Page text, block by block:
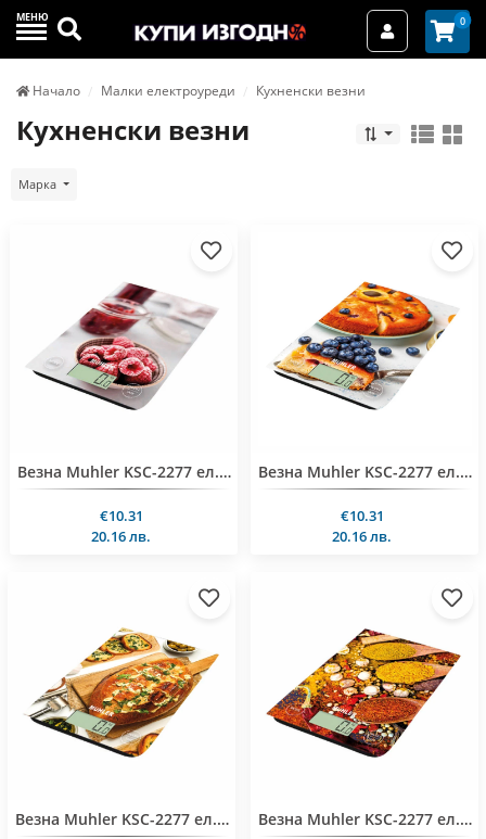
МЕНЮ Търси Вход / 0
Начало Малки електроуреди Кухненски везни
Кухненски везни
Марка
Везна Muhler KSC-2277 ел.кухненска,Iceberry, 5kg
€10.31
20.16 лв.
Везна Muhler KSC-2277 ел.кухненска,Juicy, 5kg
€10.31
20.16 лв.
Везна Muhler KSC-2277 ел.кухненска, Bakejoy, 5kg Везна Muhler KSC-2277 ел.кухненска,Spicebloom, 5kg